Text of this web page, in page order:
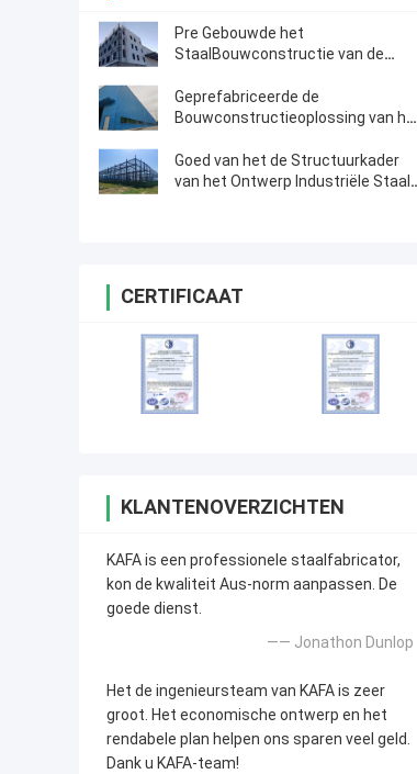
Pre Gebouwde het
StaalBouwconstructie van de
Geprefabriceerde de
Bouwconstructieoplossing van het
Goed van het de Structuurkader
van het Ontwerp Industriële Staal
CERTIFICAAT
KLANTENOVERZICHTEN
KAFA is een professionele staalfabricator,
kon de kwaliteit Aus-norm aanpassen. De
goede dienst.
—— Jonathon Dunlop
Het de ingenieursteam van KAFA is zeer
groot. Het economische ontwerp en het
rendabele plan helpen ons sparen veel geld.
Dank u KAFA-team!